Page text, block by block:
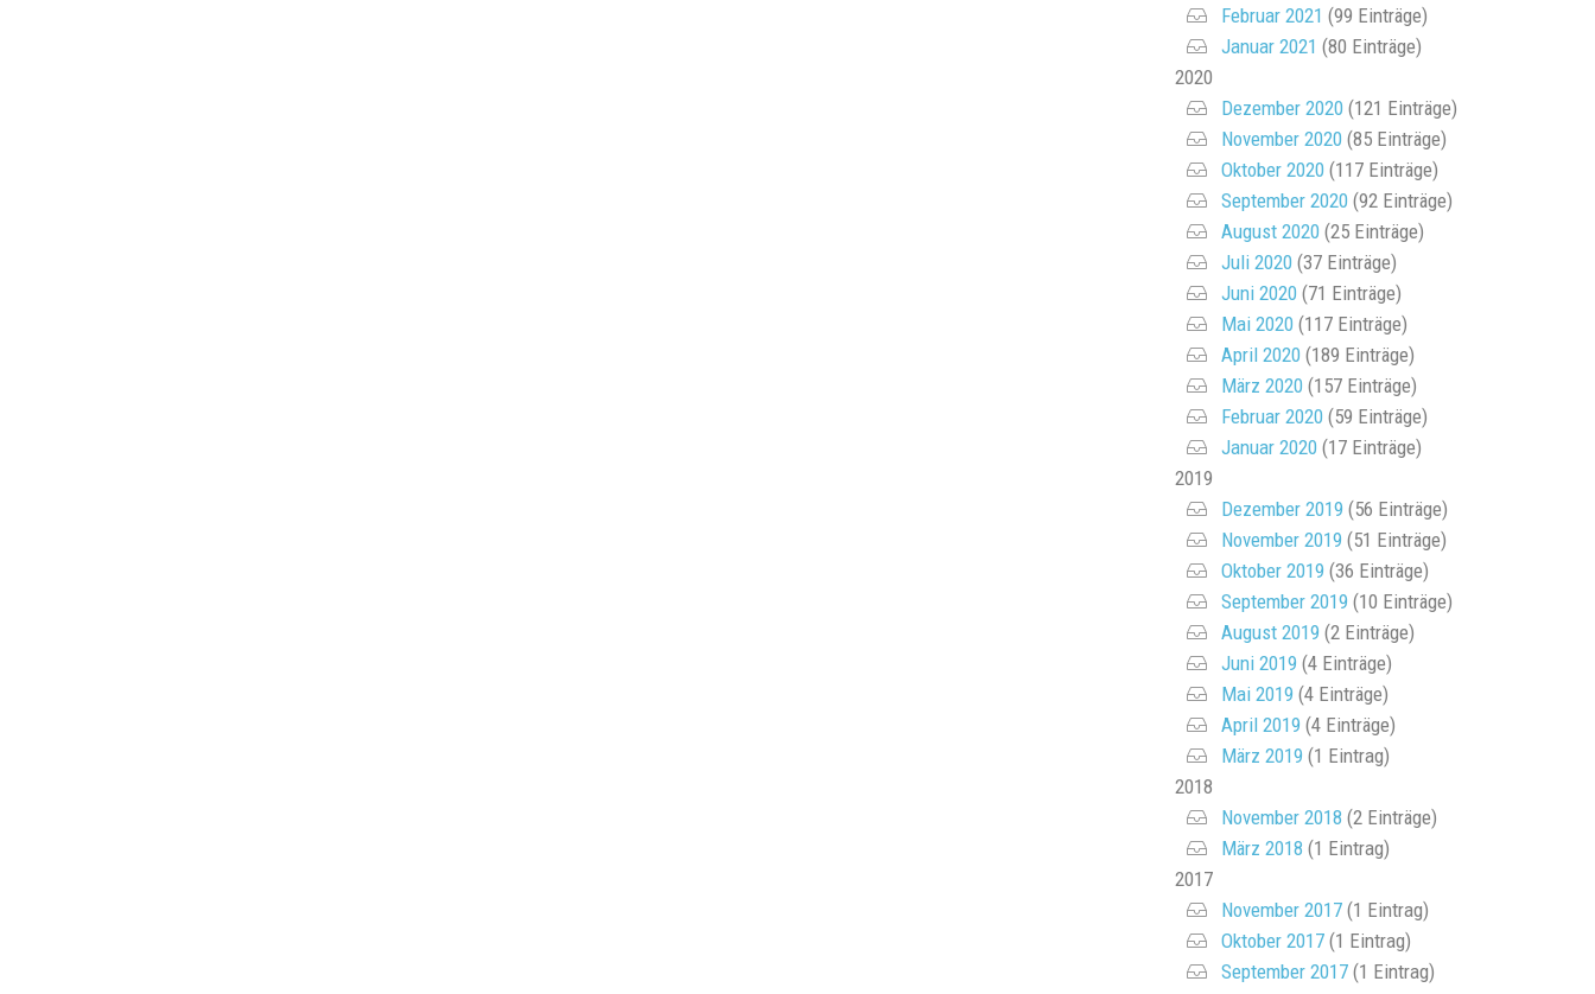
Februar 2021 (99 Einträge)
Januar 2021 (80 Einträge)
2020
Dezember 2020(121 Einträge)
November 2020(85 Einträge)
Oktober 2020(117 Einträge)
September 2020(92 Einträge)
August 2020(25 Einträge)
Juli 2020(37 Einträge)
Juni 2020(71 Einträge)
Mai 2020(117 Einträge)
April 2020(189 Einträge)
März 2020(157 Einträge)
Februar 2020(59 Einträge)
Januar 2020(17 Einträge)
2019
Dezember 2019 (56 Einträge)
November 2019 (51 Einträge)
Oktober 2019 (36 Einträge)
September 2019 (10 Einträge)
August 2019 (2 Einträge)
Juni 2019 (4 Einträge)
Mai 2019 (4 Einträge)
April 2019 (4 Einträge)
März 2019 (1 Eintrag)
2018
November 2018 (2 Einträge)
März 2018 (1 Eintrag)
2017
November 2017(1 Eintrag)
Oktober 2017(1 Eintrag)
September 2017(1 Eintrag)